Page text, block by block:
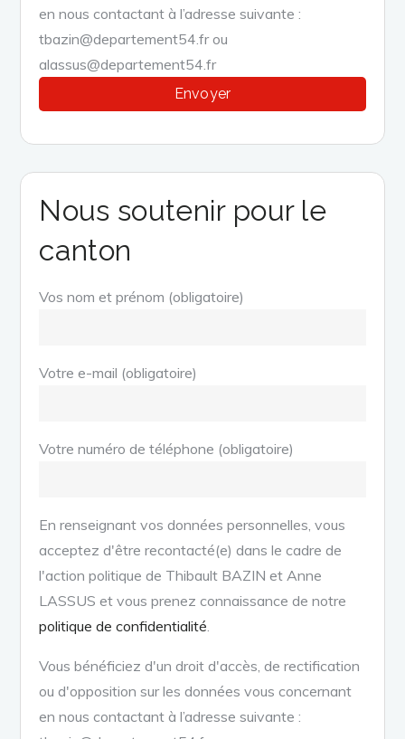
en nous contactant à l’adresse suivante :
tbazin@departement54.fr ou
alassus@departement54.fr
Nous soutenir pour le
canton
Vos nom et prénom (obligatoire)
Votre e-mail (obligatoire)
Votre numéro de téléphone (obligatoire)
En renseignant vos données personnelles, vous
acceptez d'être recontacté(e) dans le cadre de
l'action politique de Thibault BAZIN et Anne
LASSUS et vous prenez connaissance de notre
politique de confidentialité
Vous bénéficiez d'un droit d'accès, de rectification
ou d'opposition sur les données vous concernant
en nous contactant à l’adresse suivante :